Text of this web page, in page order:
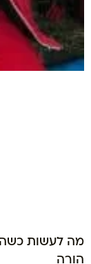
מה לעשות
הורה